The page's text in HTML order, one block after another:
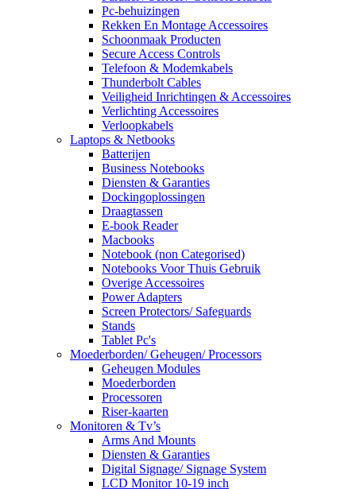
Pc-behuizingen
Rekken En Montage Accessoires
Schoonmaak Producten
Secure Access Controls
Telefoon & Modemkabels
Thunderbolt Cables
Veiligheid Inrichtingen & Accessoires
Verlichting Accessoires
Verloopkabels
Laptops & Netbooks
Batterijen
Business Notebooks
Diensten & Garanties
Dockingoplossingen
Draagtassen
E-book Reader
Macbooks
Notebook (non Categorised)
Notebooks Voor Thuis Gebruik
Overige Accessoires
Power Adapters
Screen Protectors/ Safeguards
Stands
Tablet Pc's
Moederborden/ Geheugen/ Processors
Geheugen Modules
Moederborden
Processoren
Riser-kaarten
Monitoren & Tv’s
Arms And Mounts
Diensten & Garanties
Digital Signage/ Signage System
LCD Monitor 10-19 inch